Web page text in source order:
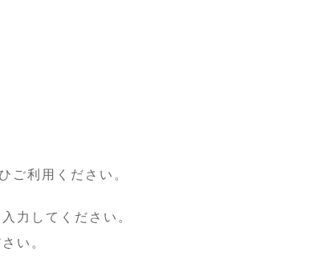
ご利用ください。
力してください。
い。